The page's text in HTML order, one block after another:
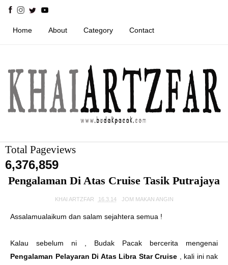
Home About Category Contact
Total Pageviews
6,376,859
Pengalaman Di Atas Cruise Tasik Putrajaya
KHAI ARTZFAR 16.3.14 JOM MAKAN ANGIN
Assalamualaikum dan salam sejahtera semua !
Kalau sebelum ni , Budak Pacak bercerita mengenai
Pengalaman Pelayaran Di Atas Libra Star Cruise , kali ini nak